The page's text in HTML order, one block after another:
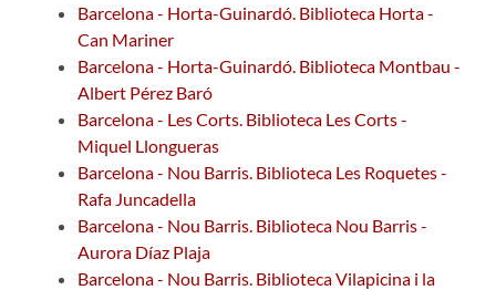
Barcelona - Horta-Guinardó. Biblioteca Horta -
Can Mariner
Barcelona - Horta-Guinardó. Biblioteca Montbau -
Albert Pérez Baró
Barcelona - Les Corts. Biblioteca Les Corts -
Miquel Llongueras
Barcelona - Nou Barris. Biblioteca Les Roquetes -
Rafa Juncadella
Barcelona - Nou Barris. Biblioteca Nou Barris -
Aurora Díaz Plaja
Barcelona - Nou Barris. Biblioteca Vilapicina i la